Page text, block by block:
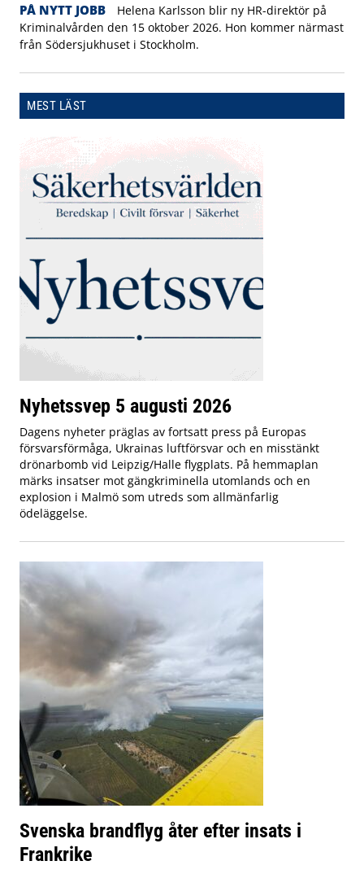
PÅ NYTT JOBB
Helena Karlsson blir ny HR-direktör på
Kriminalvården den 15 oktober 2026. Hon kommer närmast
från Södersjukhuset i Stockholm.
MEST LÄST
Nyhetssvep 5 augusti 2026
Dagens nyheter präglas av fortsatt press på Europas
försvarsförmåga, Ukrainas luftförsvar och en misstänkt
drönarbomb vid Leipzig/Halle flygplats. På hemmaplan
märks insatser mot gängkriminella utomlands och en
explosion i Malmö som utreds som allmänfarlig
ödeläggelse.
Svenska brandflyg åter efter insats i
Frankrike